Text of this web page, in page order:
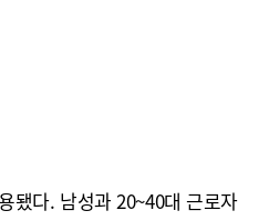
됐다. 남성과 20~40대 근로자